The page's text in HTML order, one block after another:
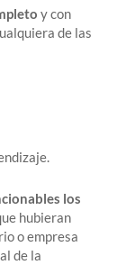
y con
de las
los
hubieran
o empresa
de la